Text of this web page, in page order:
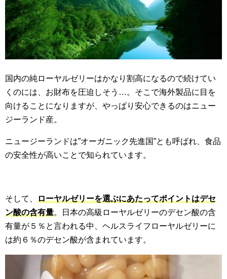
国内の純ローヤルゼリーはかなり割高になるので続けてい
くのには、お財布を圧迫しそう…。そこで海外製品に目を
向けることになりますが、やっぱり安心できるのはニュー
ジーランド産。
ニュージーランドは”オーガニック先進国”とも呼ばれ、食品
の安全性が高いことで知られています。
そして、 ローヤルゼリーを選ぶにあたってポイントはデセ
ン酸の含有量。日本の高級ローヤルゼリーのデセン酸の含
有量が５％と言われる中、ヘルスライフローヤルゼリーに
は約６％のデセン酸が含まれています。